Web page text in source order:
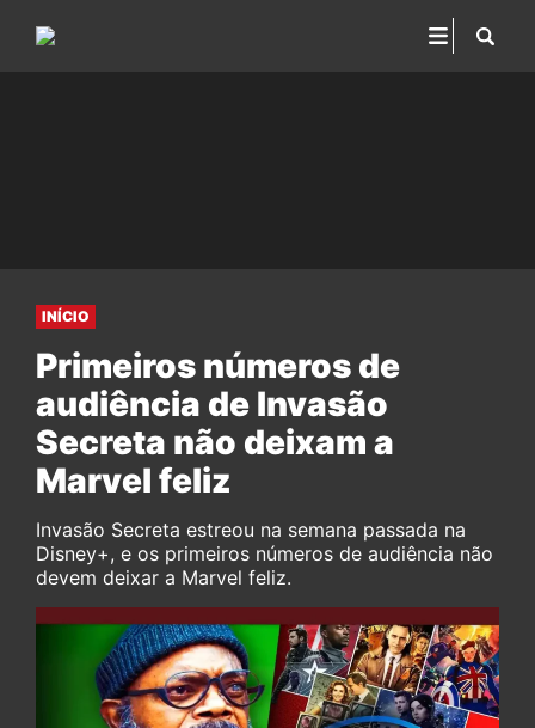
INÍCIO
Primeiros números de
audiência de Invasão
Secreta não deixam a
Marvel feliz
Invasão Secreta estreou na semana passada na
Disney+, e os primeiros números de audiência não
devem deixar a Marvel feliz.